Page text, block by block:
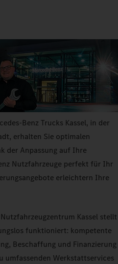
Benz Trucks Kassel, in der
erhalten Sie optimalen
der Anpassung auf Ihre
Nutzfahrzeuge perfekt für Ihr
erleichtern Ihre
Kassel stellt
funktioniert: kompetente
Beschaffung und Finanzierung
umfassenden Werkstattservices